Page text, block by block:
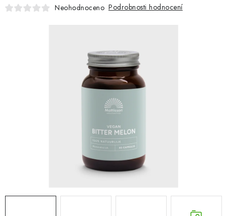
Odborný garant MUDr. Monika Klaudysová
Obchodní podmínky Kontakty
Neohodnoceno Podrobnosti hodnocení